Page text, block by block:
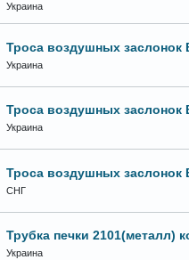
Украина
Троса воздушных заслонок
Украина
Троса воздушных заслонок
Украина
Троса воздушных заслонок
СНГ
Трубка печки 2101(металл)
Украина